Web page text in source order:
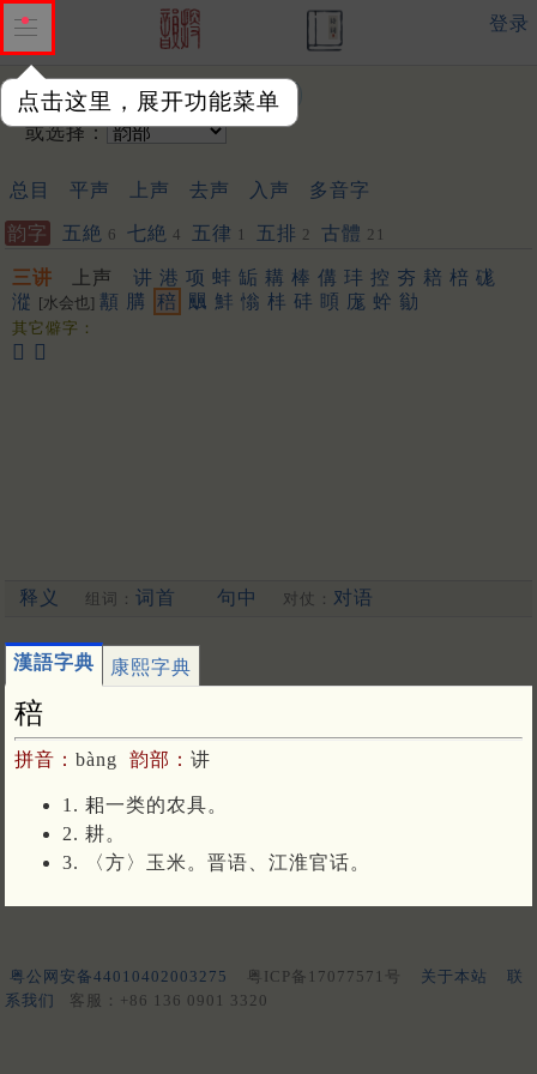
点击这里，展开功能菜单
登录
输入韵字：
或选择：
总目 平声 上声 去声 入声 多音字
韵字 五絶 6 七絶 4 五律 1 五排 2 古體 21
三讲 上声 讲 港 项 蚌 缿 耩 棒 傋 玤 控 夯 䎧 棓 硥
漎 [水会也] 顜 䐟 稖 䬕 䰷 慃 㭋 䂜 䁰 庬 䖫 勜
其它僻字：
𢗒 𪁒
释义 组词： 词首 句中 对仗： 对语
漢語字典 康熙字典
稖
拼音： bàng 韵部： 讲
1. 耜一类的农具。
2. 耕。
3. 〈方〉玉米。晋语、江淮官话。
粤公网安备44010402003275 粤ICP备17077571号 关于本站
联
系我们
客服：+86 136 0901 3320